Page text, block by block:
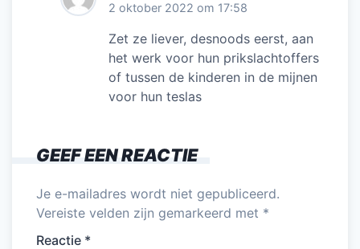
2 oktober 2022 om 17:58
Zet ze liever, desnoods eerst, aan
het werk voor hun prikslachtoffers
of tussen de kinderen in de mijnen
voor hun teslas
GEEF EEN REACTIE
Je e-mailadres wordt niet gepubliceerd.
Vereiste velden zijn gemarkeerd met *
Reactie *